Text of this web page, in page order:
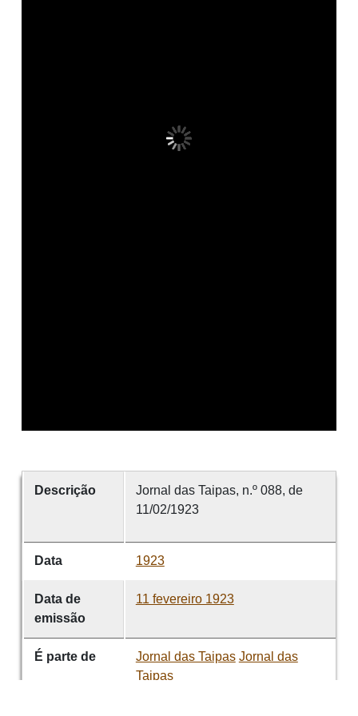
Descrição
Jornal das Taipas, n.º 088, de
11/02/1923
Data 1923
Data de
emissão
11 fevereiro 1923
É parte de Jornal das Taipas Jornal das
Taipas